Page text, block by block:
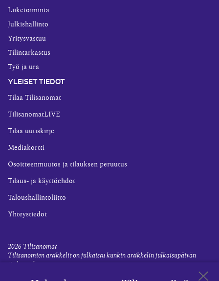
Liiketoiminta
Julkishallinto
Yritysvastuu
Tilintarkastus
Työ ja ura
YLEISET TIEDOT
Tilaa Tilisanomat
TilisanomatLIVE
Tilaa uutiskirje
Mediakortti
Osoitteenmuutos ja tilauksen peruutus
Tilaus- ja käyttöehdot
Taloushallintoliitto
Yhteystiedot
2026 Tilisanomat
Tilisanomien artikkelit on julkaistu kunkin artikkelin julkaisupäivän
tiedon valossa.